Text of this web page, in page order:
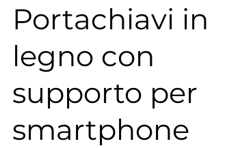
Portachiavi in
legno con
supporto per
smartphone